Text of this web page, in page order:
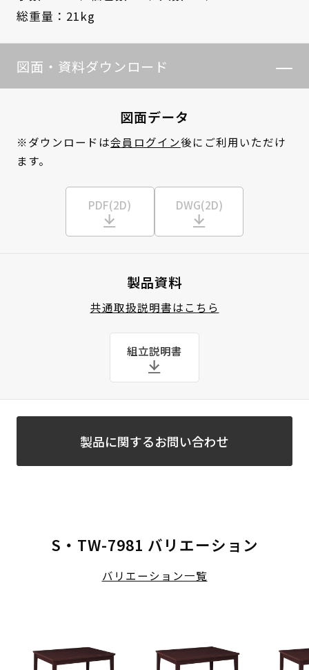
総重量：21kg
図面・資料ダウンロード
図面データ
※ダウンロードは会員ログイン後にご利用いただけ
ます。
PDF(2D) DWG(2D)
製品資料
共通取扱説明書はこちら
組立説明書
製品に関するお問い合わせ
S・TW-7981 バリエーション
バリエーション一覧